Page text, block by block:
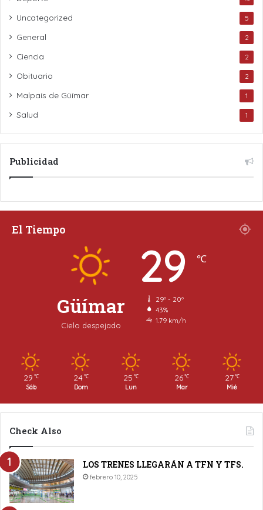
Uncategorized 5
General 2
Ciencia 2
Obituario 2
Malpaís de Güímar 1
Salud 1
Publicidad
El Tiempo
Güímar
Cielo despejado
29 ℃
29º - 20º
43%
1.79 km/h
29 ℃
Sáb
24 ℃
Dom
25 ℃
Lun
26 ℃
Mar
27 ℃
Mié
Check Also
LOS TRENES LLEGARÁN A TFN Y TFS.
febrero 10, 2025